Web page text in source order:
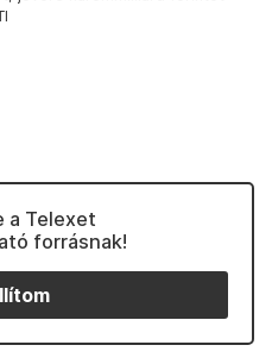
a Telexet
forrásnak!